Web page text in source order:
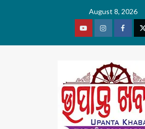
August 8, 2026
YoutubeVimeo